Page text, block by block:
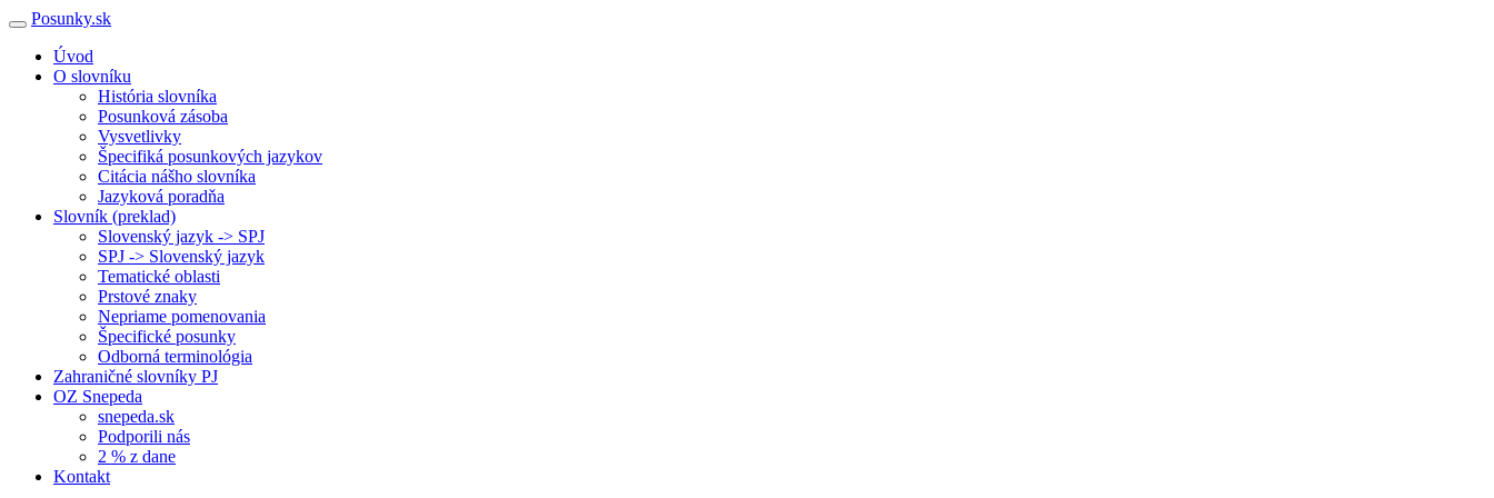
Posunky.sk
Úvod
O slovníku
História slovníka
Posunková zásoba
Vysvetlivky
Špecifiká posunkových jazykov
Citácia nášho slovníka
Jazyková poradňa
Slovník (preklad)
Slovenský jazyk -> SPJ
SPJ -> Slovenský jazyk
Tematické oblasti
Prstové znaky
Nepriame pomenovania
Špecifické posunky
Odborná terminológia
Zahraničné slovníky PJ
OZ Snepeda
snepeda.sk
Podporili nás
2 % z dane
Kontakt